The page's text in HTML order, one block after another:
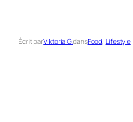
Écrit parViktoria G.dansFood, Lifestyle